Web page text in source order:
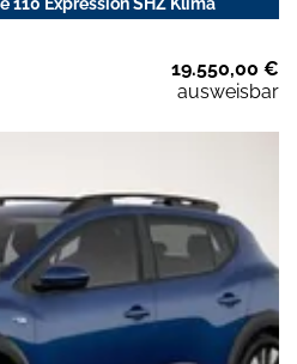
19.550,00 €
ausweisbar